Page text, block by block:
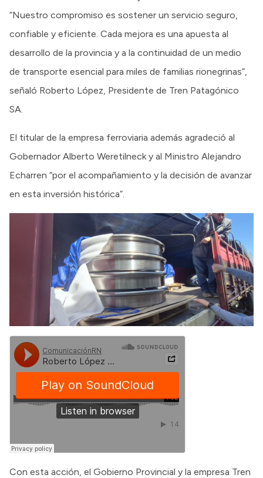
“Nuestro compromiso es sostener un servicio seguro,
confiable y eficiente. Cada mejora es una apuesta al
desarrollo de la provincia y a la continuidad de un medio
de transporte esencial para miles de familias rionegrinas”,
señaló Roberto López, Presidente de Tren Patagónico
SA.
El titular de la empresa ferroviaria además agradeció al
Gobernador Alberto Weretilneck y al Ministro Alejandro
Echarren “por el acompañamiento y la decisión de avanzar
en esta inversión histórica”.
Con esta acción, el Gobierno Provincial y la empresa Tren